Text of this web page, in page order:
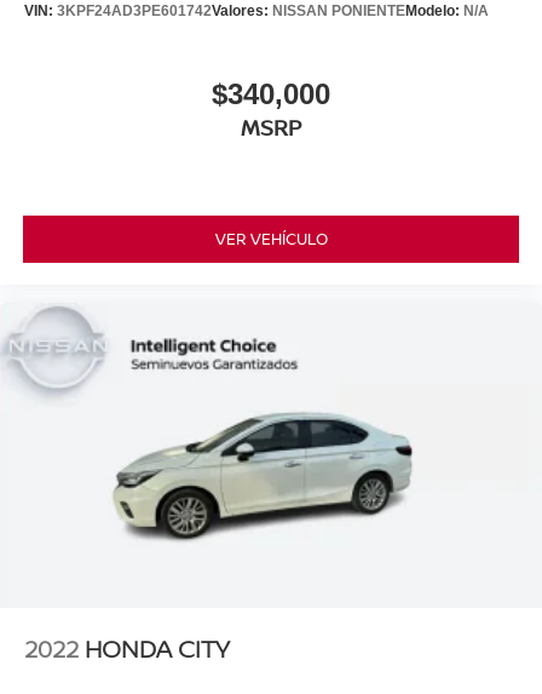
VIN: 3KPF24AD3PE601742Valores: NISSAN PONIENTEModelo: N/A
$340,000
MSRP
VER VEHÍCULO
2022 HONDA CITY